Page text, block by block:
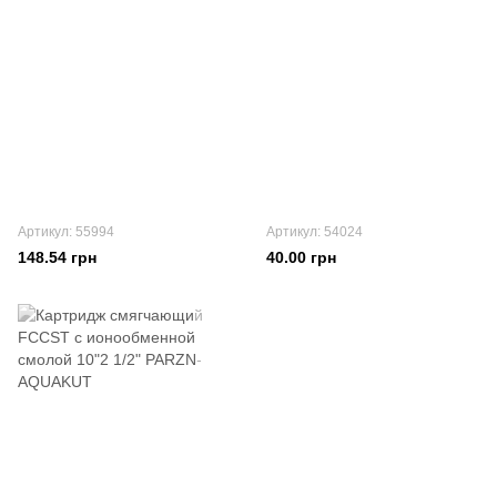
Артикул: 55994
148.54 грн
Артикул: 54024
40.00 грн